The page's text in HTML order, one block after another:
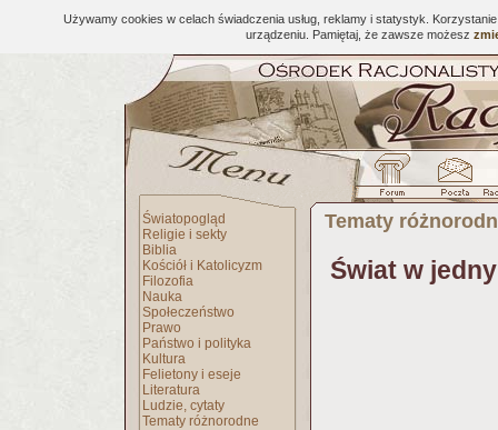
Używamy cookies w celach świadczenia usług, reklamy i statystyk.
urządzeniu. Pamiętaj, że zawsze możesz
Światopogląd
Religie i sekty
Biblia
Kościół i Katolicyzm
Filozofia
Nauka
Społeczeństwo
Prawo
Państwo i polityka
Kultura
Felietony i eseje
Literatura
Ludzie, cytaty
Tematy różnorodne
Tematy
Świat w